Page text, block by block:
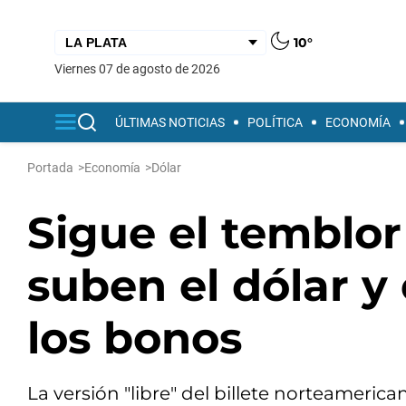
10°
viernes 07 de agosto de 2026
ÚLTIMAS NOTICIAS POLÍTICA ECONOMÍA
Portada >Economía >Dólar
Sigue el
suben el dólar y
los bonos
La versión "libre" del billete